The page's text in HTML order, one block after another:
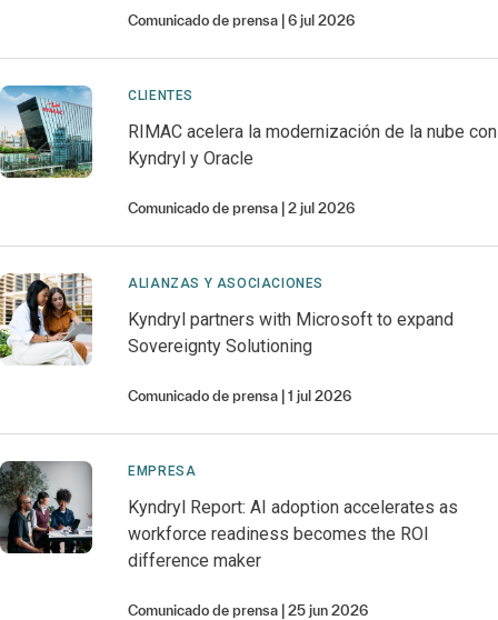
Comunicado de prensa 6 jul 2026
CLIENTES
RIMAC acelera la modernización de la nube con
Kyndryl y Oracle
Comunicado de prensa 2 jul 2026
ALIANZAS Y ASOCIACIONES
Kyndryl partners with Microsoft to expand
Sovereignty Solutioning
Comunicado de prensa 1 jul 2026
EMPRESA
Kyndryl Report: AI adoption accelerates as
workforce readiness becomes the ROI
difference maker
Comunicado de prensa 25 jun 2026